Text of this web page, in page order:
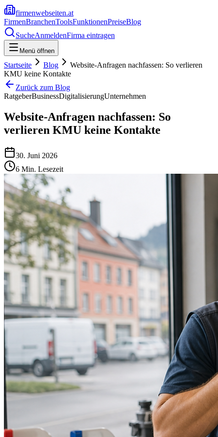
firmenwebseiten.at
FirmenBranchenToolsFunktionenPreiseBlog
SucheAnmeldenFirma eintragen
Menü öffnen
Startseite Blog
Website-Anfragen nachfassen: So verlieren
KMU keine Kontakte
Zurück zum Blog
RatgeberBusinessDigitalisierungUnternehmen
Website-Anfragen nachfassen: So
verlieren KMU keine Kontakte
30. Juni 2026
6 Min. Lesezeit